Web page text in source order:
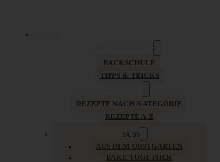
BACKSCHULE
TIPPS & TRICKS
REZEPTE NACH KATEGORIE
REZEPTE A-Z
SÜSS
AUS DEM OBSTGARTEN
BAKE TOGETHER